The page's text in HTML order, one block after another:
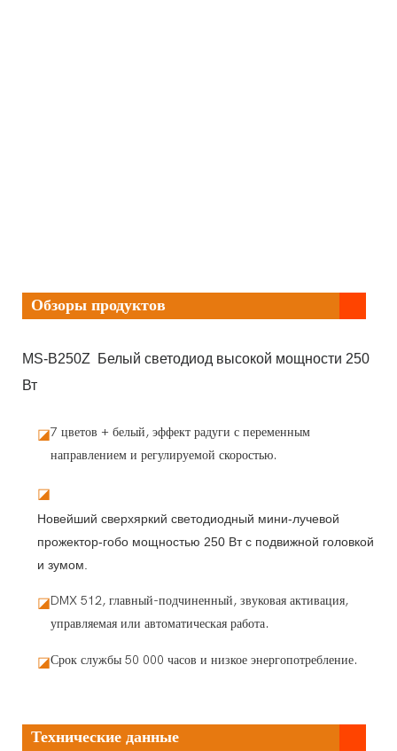
Обзоры продуктов
MS-B250Z Белый светодиод высокой мощности 250
Вт
◪7 цветов + белый, эффект радуги с переменным
направлением и регулируемой скоростью.
◪
Новейший сверхяркий светодиодный мини-лучевой
прожектор-гобо мощностью 250 Вт с подвижной головкой
и зумом.
◪DMX 512, главный-подчиненный, звуковая активация,
управляемая или автоматическая работа.
◪Срок службы 50 000 часов и низкое энергопотребление.
Технические данные